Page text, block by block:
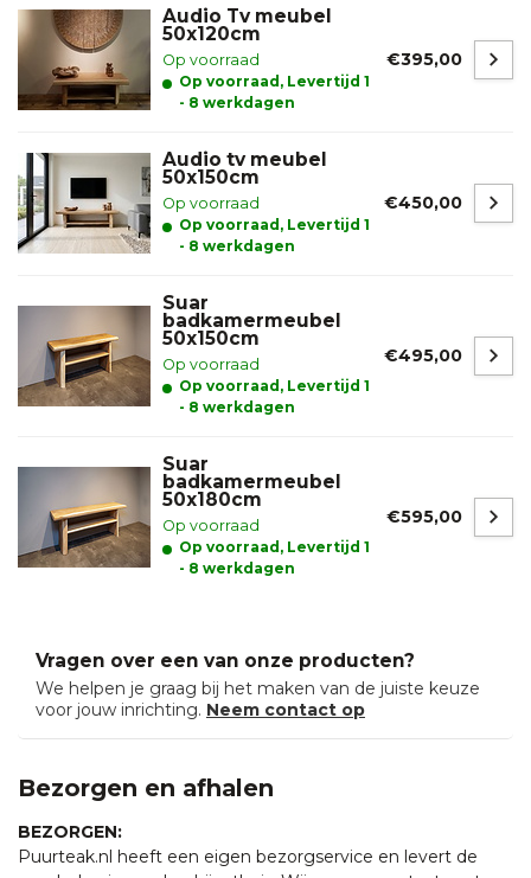
Audio Tv meubel
50x120cm
Op voorraad
Op voorraad, Levertijd 1
- 8 werkdagen
€395,00
Audio tv meubel
50x150cm
Op voorraad
Op voorraad, Levertijd 1
- 8 werkdagen
€450,00
Suar
badkamermeubel
50x150cm
Op voorraad
Op voorraad, Levertijd 1
- 8 werkdagen
€495,00
Suar
badkamermeubel
50x180cm
Op voorraad
Op voorraad, Levertijd 1
- 8 werkdagen
€595,00
Vragen over een van onze producten?
We helpen je graag bij het maken van de juiste keuze
voor jouw inrichting. Neem contact op
Bezorgen en afhalen
BEZORGEN:
Puurteak.nl heeft een eigen bezorgservice en levert de